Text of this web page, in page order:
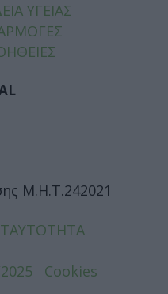
ΥΓΕΙΑΣ
Μ.Η.Τ.242021
ΤΑΥΤΟΤΗΤΑ
Cookies